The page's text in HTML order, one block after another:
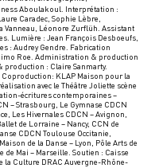
Aboulakoul. Interprétation :
Caradec, Sophie Lèbre,
Vanneau, Léonore Zurflüh. Assistant
Lumière : Jean François Desboeufs,
: Audrey Gendre. Fabrication
Roe. Administration & production
production : Claire Sanmarty.
KLAP Maison pour la
avec le Théâtre Joliette scène
écritures contemporaines –
– Strasbourg, Le Gymnase CDCN
Les Hivernales CDCN – Avignon,
de Lorraine – Nancy, CCN de
CDCN Toulouse Occitanie,
de la Danse – Lyon, Pôle Arts de
de Mai – Marseille. Soutien : Caisse
la Culture DRAC Auvergne-Rhône-